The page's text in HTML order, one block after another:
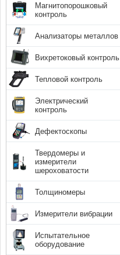
Магнитопорошковый
контроль
Анализаторы металлов
Вихретоковый контроль
Тепловой контроль
Электрический
контроль
Дефектоскопы
Твердомеры и
измерители
шероховатости
Толщиномеры
Измерители вибрации
Испытательное
оборудование